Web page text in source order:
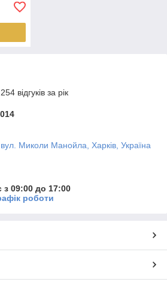
відгуків за рік
Миколи Манойла, Харків, Україна
з 09:00 до 17:00
роботи